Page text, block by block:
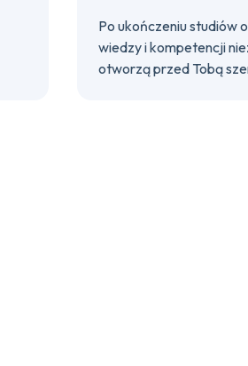
Po ukończeniu studiów
wiedzy i kompetencji
otworzą przed Tobą